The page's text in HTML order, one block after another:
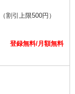
（割引上限500円）
登録無料/月額無料